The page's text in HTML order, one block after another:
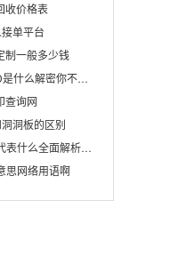
收价格表
单平台
制一般多少钱
你不知道的电子行业术语
查询网
洞板的区别
解析PCB电路板中Q1的作用
思网络用语啊